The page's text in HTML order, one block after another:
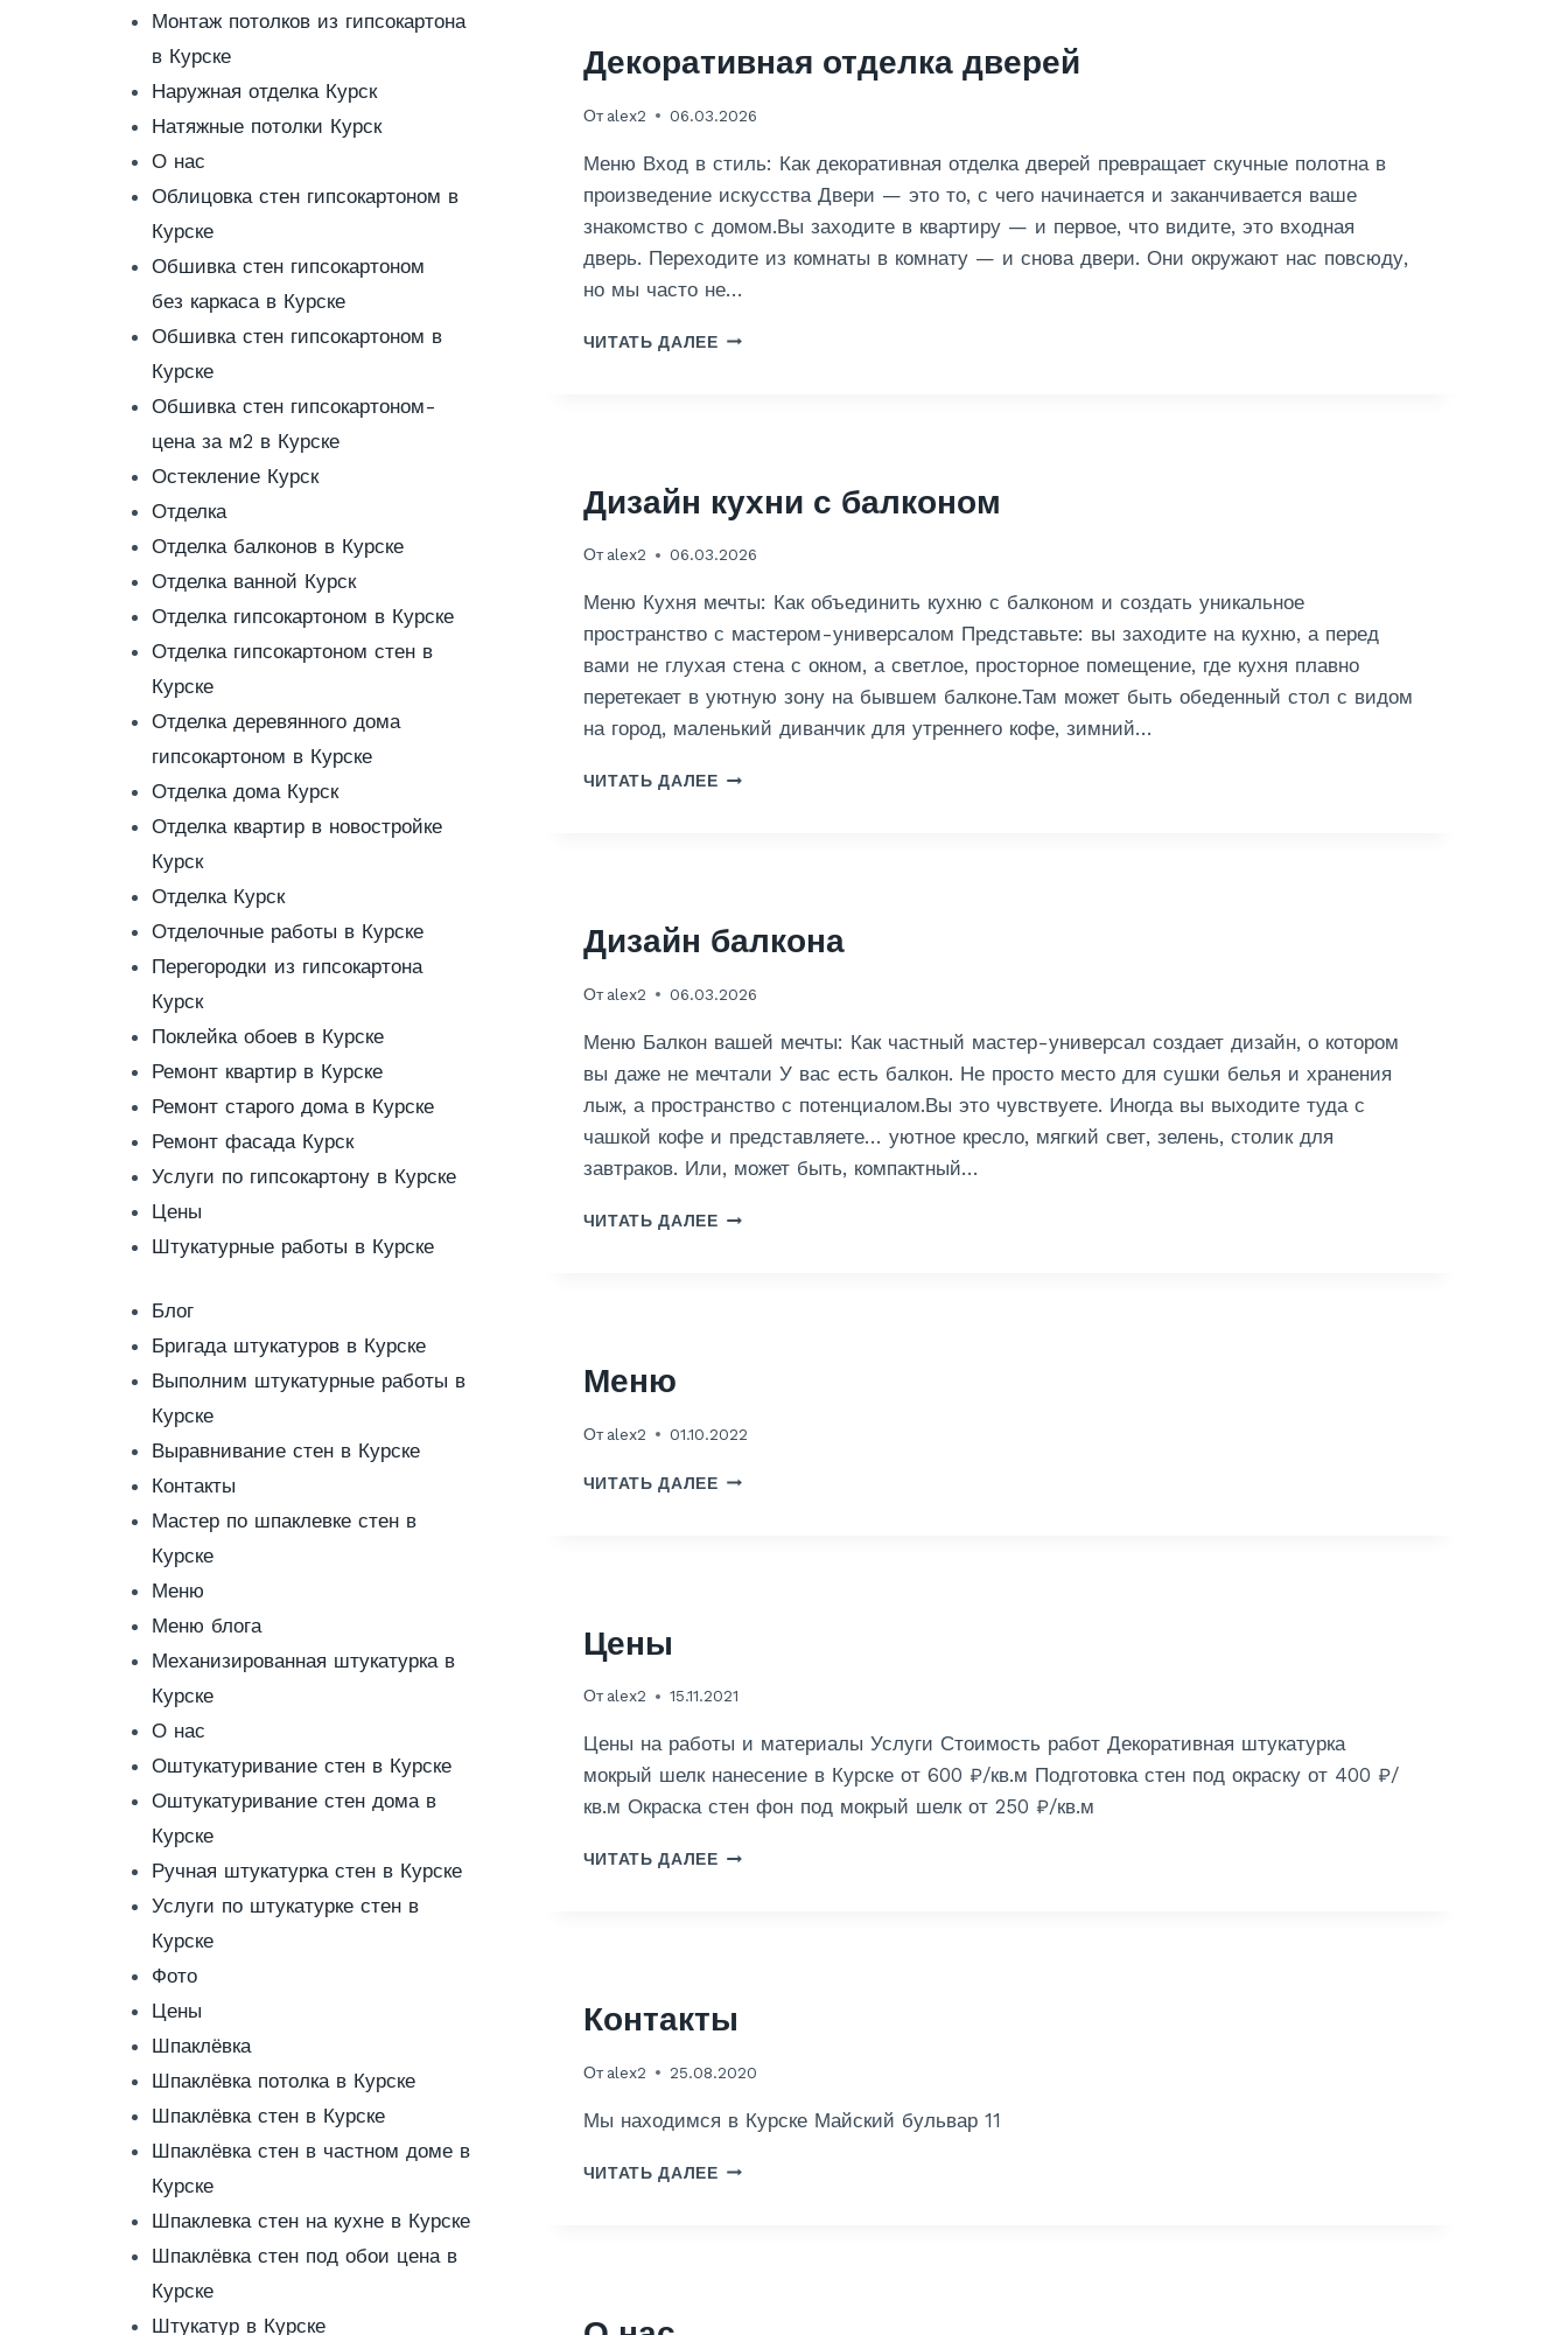
К
И
И
М
И
Н
Й
К
М
Е
Н
И
О
Декоративная отделка дверей
От alex2 06.03.2026
Меню Вход в стиль: Как декоративная отделка дверей превращает скучные полотна в
произведение искусства Двери — это то, с чего начинается и заканчивается ваше
знакомство с домом.Вы заходите в квартиру — и первое, что видите, это входная
дверь. Переходите из комнаты в комнату — и снова двери. Они окружают нас повсюду,
но мы часто не…
ЧИТАТЬ ДАЛЕЕД
И
Н
Я
О
Е
Л
А
Дизайн кухни с балконом
От alex2 06.03.2026
Меню Кухня мечты: Как объединить кухню с балконом и создать уникальное
пространство с мастером-универсалом Представьте: вы заходите на кухню, а перед
вами не глухая стена с окном, а светлое, просторное помещение, где кухня плавно
перетекает в уютную зону на бывшем балконе.Там может быть обеденный стол с видом
на город, маленький диванчик для утреннего кофе, зимний…
ЧИТАТЬ ДАЛЕЕД
У
Н
С
Б
Л
К
О
О
Дизайн балкона
От alex2 06.03.2026
Меню Балкон вашей мечты: Как частный мастер-универсал создает дизайн, о котором
вы даже не мечтали У вас есть балкон. Не просто место для сушки белья и хранения
лыж, а пространство с потенциалом.Вы это чувствуете. Иногда вы выходите туда с
чашкой кофе и представляете… уютное кресло, мягкий свет, зелень, столик для
завтраков. Или, может быть, компактный…
ЧИТАТЬ ДАЛЕЕД
К
Н
Меню
От alex2 01.10.2022
ЧИТАТЬ ДАЛЕЕМ
Цены
От alex2 15.11.2021
Цены на работы и материалы Услуги Стоимость работ Декоративная штукатурка
мокрый шелк нанесение в Курске от 600 ₽/кв.м Подготовка стен под окраску от 400 ₽/
кв.м Окраска стен фон под мокрый шелк от 250 ₽/кв.м
ЧИТАТЬ ДАЛЕЕЦ
Контакты
От alex2 25.08.2020
Мы находимся в Курске Майский бульвар 11
ЧИТАТЬ ДАЛЕЕК
Монтаж потолков из гипсокартона
в Курске
Наружная отделка Курск
Натяжные потолки Курск
О нас
Облицовка стен гипсокартоном в
Курске
Обшивка стен гипсокартоном
без каркаса в Курске
Обшивка стен гипсокартоном в
Курске
Обшивка стен гипсокартоном-
цена за м2 в Курске
Остекление Курск
Отделка
Отделка балконов в Курске
Отделка ванной Курск
Отделка гипсокартоном в Курске
Отделка гипсокартоном стен в
Курске
Отделка деревянного дома
гипсокартоном в Курске
Отделка дома Курск
Отделка квартир в новостройке
Курск
Отделка Курск
Отделочные работы в Курске
Перегородки из гипсокартона
Курск
Поклейка обоев в Курске
Ремонт квартир в Курске
Ремонт старого дома в Курске
Ремонт фасада Курск
Услуги по гипсокартону в Курске
Цены
Штукатурные работы в Курске
Блог
Бригада штукатуров в Курске
Выполним штукатурные работы в
Курске
Выравнивание стен в Курске
Контакты
Мастер по шпаклевке стен в
Курске
Меню
Меню блога
Механизированная штукатурка в
Курске
О нас
Оштукатуривание стен в Курске
Оштукатуривание стен дома в
Курске
Ручная штукатурка стен в Курске
Услуги по штукатурке стен в
Курске
Фото
Цены
Шпаклёвка
Шпаклёвка потолка в Курске
Шпаклёвка стен в Курске
Шпаклёвка стен в частном доме в
Курске
Шпаклевка стен на кухне в Курске
Шпаклёвка стен под обои цена в
Курске
Штукатур в Курске